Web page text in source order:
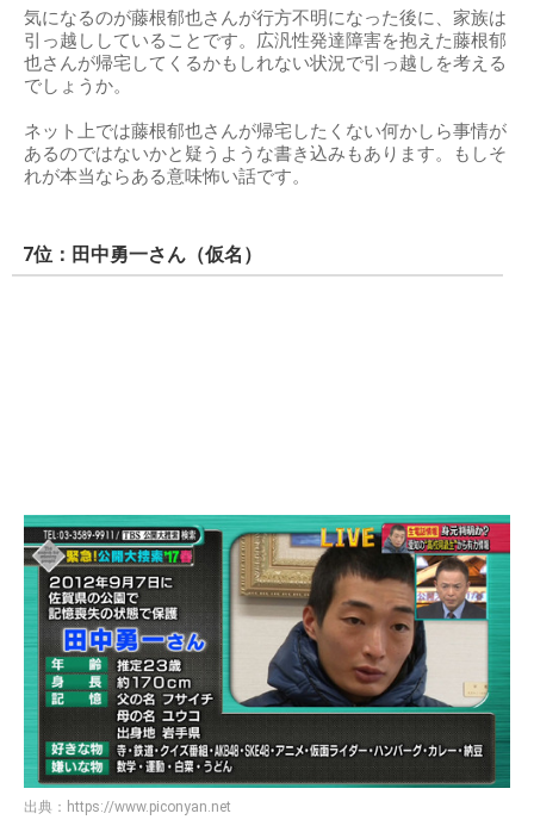
気になるのが藤根郁也さんが行方不明になった後に、家族は
引っ越ししていることです。広汎性発達障害を抱えた藤根郁
也さんが帰宅してくるかもしれない状況で引っ越しを考える
でしょうか。
ネット上では藤根郁也さんが帰宅したくない何かしら事情が
あるのではないかと疑うような書き込みもあります。もしそ
れが本当ならある意味怖い話です。
7位：田中勇一さん（仮名）
出典： https://www.piconyan.net